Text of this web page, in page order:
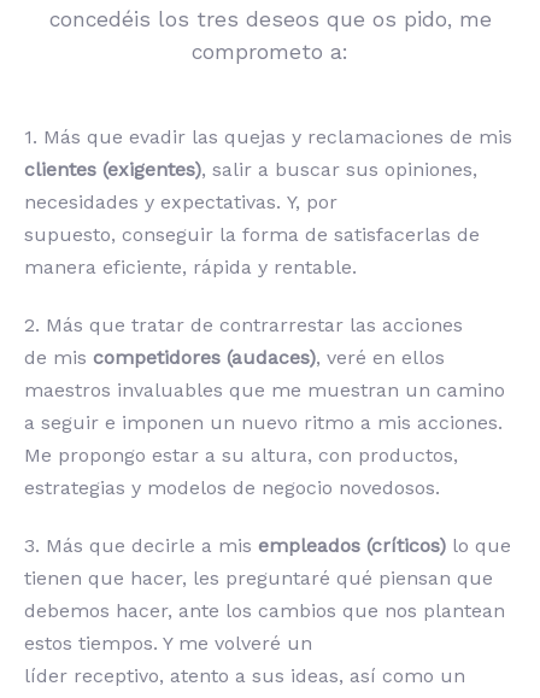
concedéis los tres deseos que os pido, me
comprometo a:
1. Más que evadir las quejas y reclamaciones de mis
clientes (exigentes), salir a buscar sus opiniones,
necesidades y expectativas. Y, por
supuesto, conseguir la forma de satisfacerlas de
manera eficiente, rápida y rentable.
2. Más que tratar de contrarrestar las acciones
de mis competidores (audaces), veré en ellos
maestros invaluables que me muestran un camino
a seguir e imponen un nuevo ritmo a mis acciones.
Me propongo estar a su altura, con productos,
estrategias y modelos de negocio novedosos.
3. Más que decirle a mis empleados (críticos) lo que
tienen que hacer, les preguntaré qué piensan que
debemos hacer, ante los cambios que nos plantean
estos tiempos. Y me volveré un
líder receptivo, atento a sus ideas, así como un